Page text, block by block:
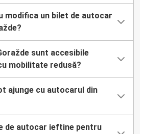
modifica un bilet de autocar
sunt accesibile
mobilitate redusă?
ajunge cu autocarul din
de autocar ieftine pentru